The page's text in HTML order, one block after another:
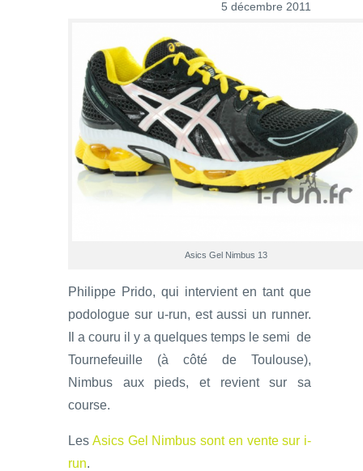
5 décembre 2011
Asics Gel Nimbus 13
Philippe Prido, qui intervient en tant que
podologue sur u-run, est aussi un runner.
Il a couru il y a quelques temps le semi de
Tournefeuille (à côté de Toulouse),
Nimbus aux pieds, et revient sur sa
course.
Les Asics Gel Nimbus sont en vente sur i-
run.